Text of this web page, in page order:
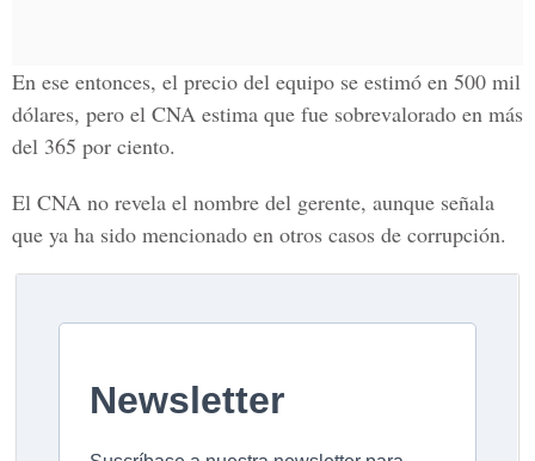
En ese entonces, el precio del equipo se estimó en 500 mil
dólares, pero el CNA estima que fue sobrevalorado en más
del 365 por ciento.
El CNA no revela el nombre del gerente, aunque señala
que ya ha sido mencionado en otros casos de corrupción.